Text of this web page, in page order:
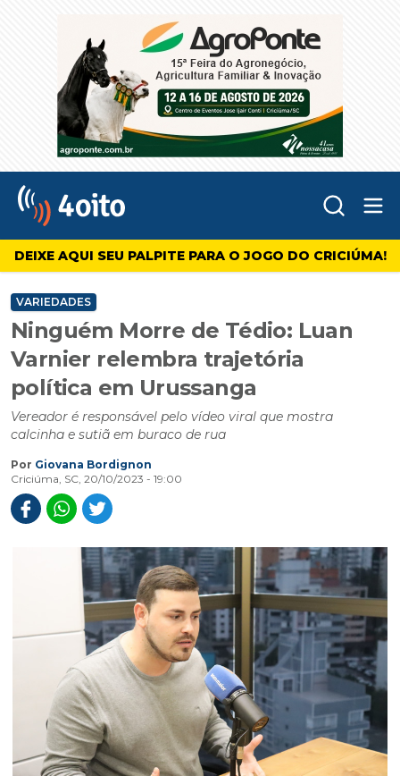
4oito
DEIXE AQUI SEU PALPITE PARA O JOGO DO CRICIÚMA!
VARIEDADES
Ninguém Morre de Tédio: Luan
Varnier relembra trajetória
política em Urussanga
Vereador é responsável pelo vídeo viral que mostra
calcinha e sutiã em buraco de rua
Por Giovana Bordignon
Criciúma, SC, 20/10/2023 - 19:00